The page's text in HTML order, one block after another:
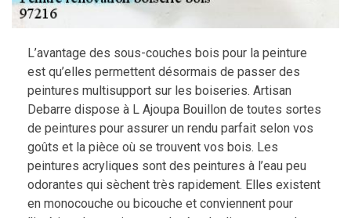
L’avantage des sous-couches bois pour la peinture
est qu’elles permettent désormais de passer des
peintures multisupport sur les boiseries. Artisan
Debarre dispose à L Ajoupa Bouillon de toutes sortes
de peintures pour assurer un rendu parfait selon vos
goûts et la pièce où se trouvent vos bois. Les
peintures acryliques sont des peintures à l’eau peu
odorantes qui sèchent très rapidement. Elles existent
en monocouche ou bicouche et conviennent pour